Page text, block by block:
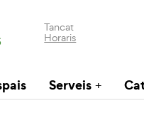
Tancat
Horaris
Serveis